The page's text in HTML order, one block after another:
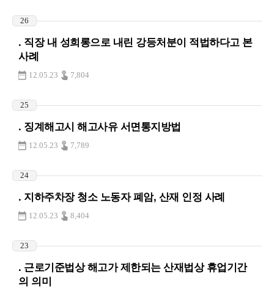
26
. 직장 내 성희롱으로 내린 강등처분이 적법하다고 본
사례
12.05.23 7,804
25
. 징계해고시 해고사유 서면통지방법
12.05.23 7,789
24
. 지하주차장 청소 노동자 폐암, 산재 인정 사례
12.05.23 8,404
23
. 근로기준법상 해고가 제한되는 산재법상 휴업기간
의 의미